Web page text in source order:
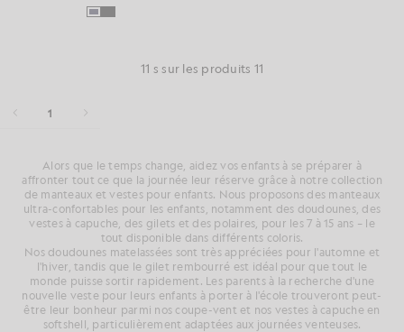
11 s sur les produits 11
1
Alors que le temps change, aidez vos enfants à se préparer à
affronter tout ce que la journée leur réserve grâce à notre collection
de manteaux et vestes pour enfants. Nous proposons des manteaux
ultra-confortables pour les enfants, notamment des doudounes, des
vestes à capuche, des gilets et des polaires, pour les 7 à 15 ans – le
tout disponible dans différents coloris.
Nos doudounes matelassées sont très appréciées pour l'automne et
l'hiver, tandis que le gilet rembourré est idéal pour que tout le
monde puisse sortir rapidement. Les parents à la recherche d'une
nouvelle veste pour leurs enfants à porter à l'école trouveront peut-
être leur bonheur parmi nos coupe-vent et nos vestes à capuche en
softshell, particulièrement adaptées aux journées venteuses.